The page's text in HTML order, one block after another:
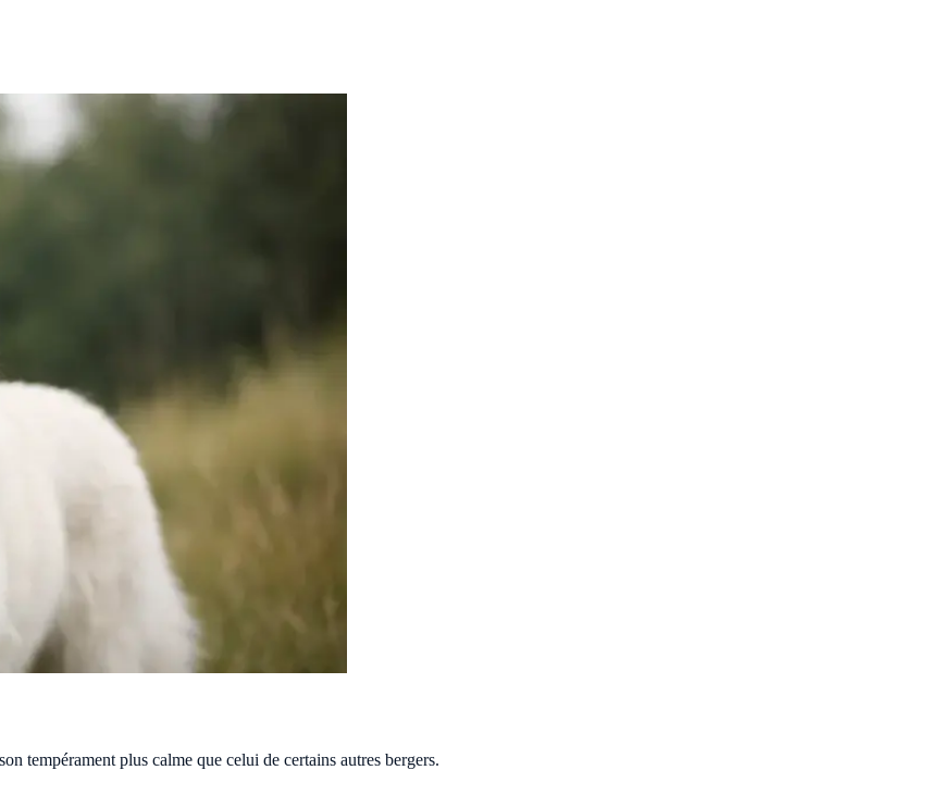
tempérament plus calme que celui de certains autres bergers.